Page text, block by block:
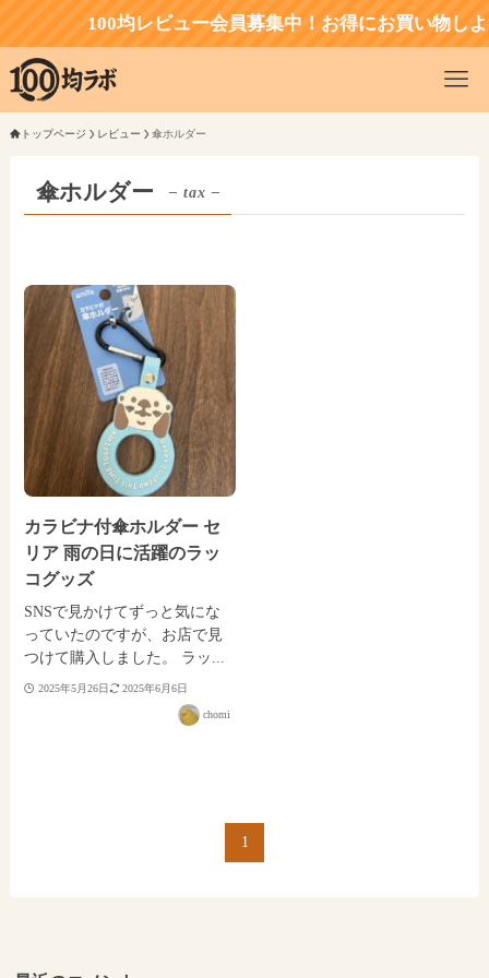
100均レビュー会員募集中！お得にお買い物しよ
トップページ レビュー 傘ホルダー
傘ホルダー – tax –
カラビナ付傘ホルダー セ
リア 雨の日に活躍のラッ
コグッズ
SNSで見かけてずっと気にな
っていたのですが、お店で見
つけて購入しました。 ラッ...
2025年5月26日 2025年6月6日
chomi
1